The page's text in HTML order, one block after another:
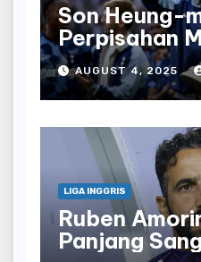
Son Heung-
Perpisahan
Terakhir
Tottenham
AUGUST 4, 2025
LIGA INGGRIS
Ruben
Panjang